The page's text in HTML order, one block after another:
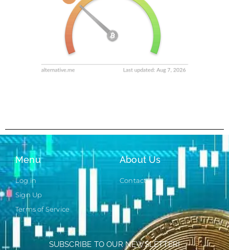
Menu
Log in
Sign Up
Terms of Service
About Us
Contact
SUBSCRIBE TO OUR NEWSLETTER!